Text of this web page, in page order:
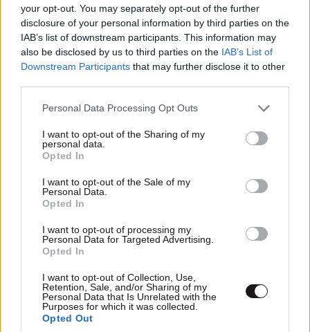
your opt-out. You may separately opt-out of the further
disclosure of your personal information by third parties on the
IAB’s list of downstream participants. This information may
also be disclosed by us to third parties on the IAB’s List of
Downstream Participants that may further disclose it to other
Please note that this website/app uses one or more Google
not limited to your visit or usage behaviour. You may click to
grant or deny consent to Google and its third-party tags to
use your data for below specified purposes in below Google
consent section.
Personal Data Processing Opt Outs
I want to opt-out of the Sharing of my
personal data.
Opted In
I want to opt-out of the Sale of my
Personal Data.
Opted In
I want to opt-out of processing my
Personal Data for Targeted Advertising.
Opted In
I want to opt-out of Collection, Use,
Retention, Sale, and/or Sharing of my
Personal Data that Is Unrelated with the
Purposes for which it was collected.
Opted Out
Greek Mafia: Μετά τον 31χρονο στη Γερμανία,
Παλαιό Φάληρο
Ακολουθήστε το NEWSBEAST
και μάθετε πρώτοι όλες τις ειδήσεις